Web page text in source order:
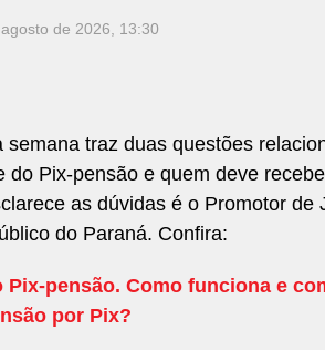
de 2026, 13:30
semana traz duas questões
do Pix-pensão e quem deve
as dúvidas é o Promotor de
do Paraná. Confira:
Pix-pensão. Como funciona e
por Pix?